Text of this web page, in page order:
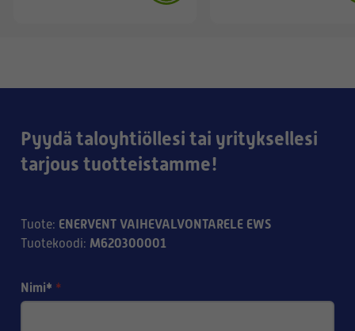
Pyydä taloyhtiöllesi tai yrityksellesi
tarjous tuotteistamme!
Tuote: ENERVENT VAIHEVALVONTARELE EWS
Tuotekoodi: M620300001
Nimi* *